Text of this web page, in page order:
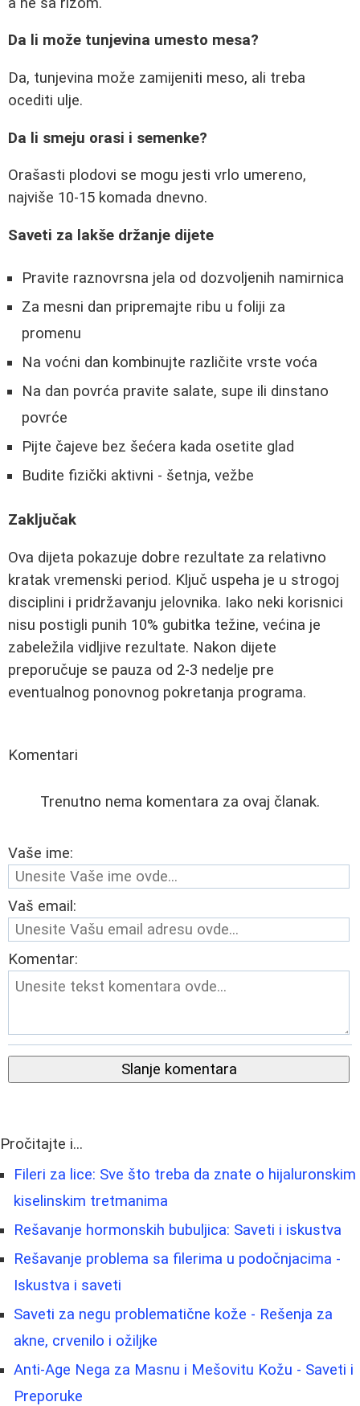
Da li može tunjevina umesto mesa?
Da, tunjevina može zamijeniti meso, ali treba
ocediti ulje.
Da li smeju orasi i semenke?
Orašasti plodovi se mogu jesti vrlo umereno,
najviše 10-15 komada dnevno.
Saveti za lakše držanje dijete
Pravite raznovrsna jela od dozvoljenih namirnica
Za mesni dan pripremajte ribu u foliji za
promenu
Na voćni dan kombinujte različite vrste voća
Na dan povrća pravite salate, supe ili dinstano
povrće
Pijte čajeve bez šećera kada osetite glad
Budite fizički aktivni - šetnja, vežbe
Zaključak
Ova dijeta pokazuje dobre rezultate za relativno
kratak vremenski period. Ključ uspeha je u strogoj
disciplini i pridržavanju jelovnika. Iako neki korisnici
nisu postigli punih 10% gubitka težine, većina je
zabeležila vidljive rezultate. Nakon dijete
preporučuje se pauza od 2-3 nedelje pre
eventualnog ponovnog pokretanja programa.
Komentari
Trenutno nema komentara za ovaj članak.
Vaše ime:
Vaš email:
Komentar:
Slanje komentara
Pročitajte i...
Fileri za lice: Sve što treba da znate o hijaluronskim
kiselinskim tretmanima
Rešavanje hormonskih bubuljica: Saveti i iskustva
Rešavanje problema sa filerima u podočnjacima -
Iskustva i saveti
Saveti za negu problematične kože - Rešenja za
akne, crvenilo i ožiljke
Anti-Age Nega za Masnu i Mešovitu Kožu - Saveti i
Preporuke